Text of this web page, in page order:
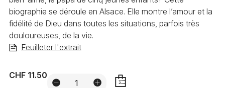
biographie se déroule en Alsace. Elle montre l’amour et la
fidélité de Dieu dans toutes les situations, parfois très
douloureuses, de la vie.
Feuilleter l'extrait
CHF 11.50